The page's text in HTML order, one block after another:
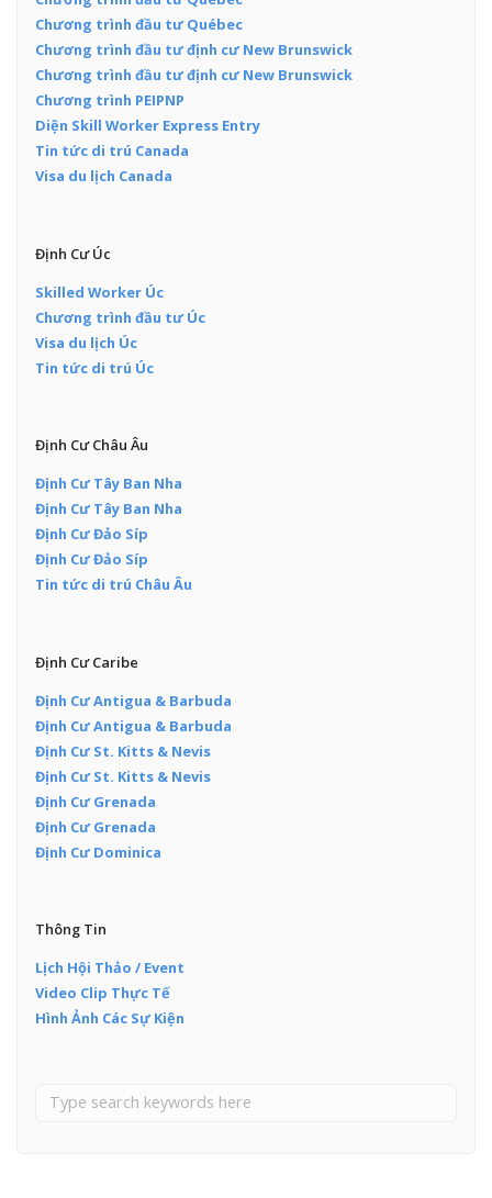
Chương trình đầu tư Québec
Chương trình đầu tư định cư New Brunswick
Chương trình đầu tư định cư New Brunswick
Chương trình PEIPNP
Diện Skill Worker Express Entry
Tin tức di trú Canada
Visa du lịch Canada
Định Cư Úc
Skilled Worker Úc
Chương trình đầu tư Úc
Visa du lịch Úc
Tin tức di trú Úc
Định Cư Châu Âu
Định Cư Tây Ban Nha
Định Cư Tây Ban Nha
Định Cư Đảo Síp
Định Cư Đảo Síp
Tin tức di trú Châu Âu
Định Cư Caribe
Định Cư Antigua & Barbuda
Định Cư Antigua & Barbuda
Định Cư St. Kitts & Nevis
Định Cư St. Kitts & Nevis
Định Cư Grenada
Định Cư Grenada
Định Cư Dominica
Thông Tin
Lịch Hội Thảo / Event
Video Clip Thực Tế
Hình Ảnh Các Sự Kiện